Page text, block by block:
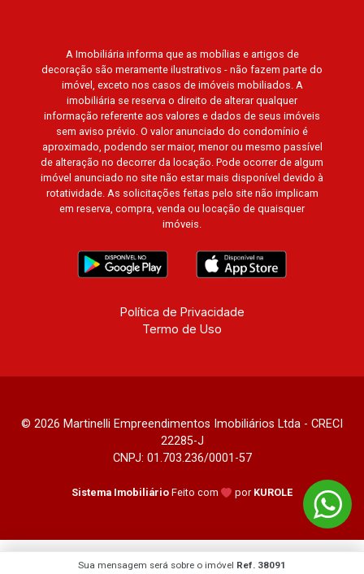
Sua mensagem será sobre o imóvel Ref. 38091
A Imobiliária informa que as mobílias e artigos de
decoração são meramente ilustrativos - não fazem parte do
imóvel, exceto nos casos de imóveis mobiliados. A
imobiliária se reserva o direito de alterar qualquer
informação referente aos valores e dados de seus imóveis
sem aviso prévio. O valor anunciado do condomínio é
aproximado, podendo ser maior, menor ou mesmo passível
de alteração no decorrer da locação. Pode ocorrer de algum
imóvel anunciado no site não estar mais disponível devido à
rotatividade. As solicitações feitas pelo site não implicam
em reserva, compra, venda ou locação de quaisquer
imóveis.
Política de Privacidade
Termo de Uso
© 2026 Martinelli Empreendimentos Imobiliários Ltda - CRECI
22285-J
CNPJ: 01.703.236/0001-57
Sistema Imobiliário Feito com por KUROLE